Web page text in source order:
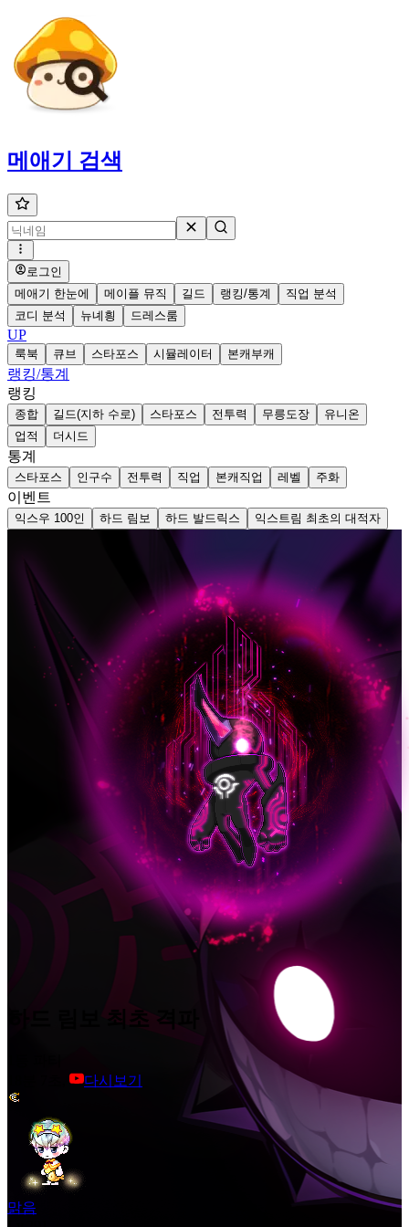
메애기 검색
로그인
메애기 한눈에
메이플 뮤직 길드 랭킹/통계
직업 분석
코디 분석
뉴녜힁 드레스룸
UP
룩북 큐브 스타포스 시뮬레이터 본캐부캐
랭킹/통계
랭킹
종합 길드(지하 수로) 스타포스 전투력 무릉도장
유니온
업적
더시드
통계
스타포스 인구수 전투력 직업 본캐직업 레벨 주화
이벤트
익스우 100인 하드 림보 하드 발드릭스 익스트림 최초의 대적자
하드 림보 최초 격파
다시보기
맑음